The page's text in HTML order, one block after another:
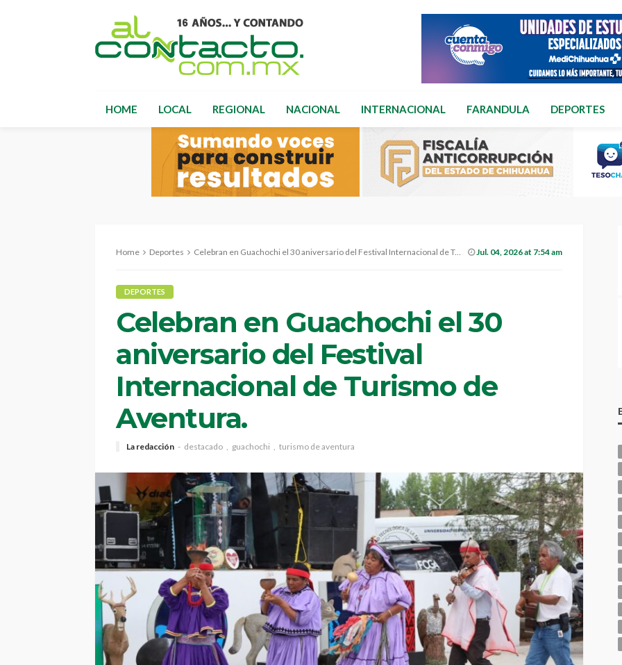
HOME LOCAL REGIONAL NACIONAL INTERNACIONAL FARANDULA DEPORTES
Home Deportes Celebran en Guachochi el 30 aniversario del Festival Internacional de Turismo de Aventura. Jul. 04, 2026 at 7:54 am
DEPORTES
Celebran en Guachochi el 30
aniversario del Festival
Internacional de Turismo de
Aventura.
La redacción destacado guachochi turismo de aventura